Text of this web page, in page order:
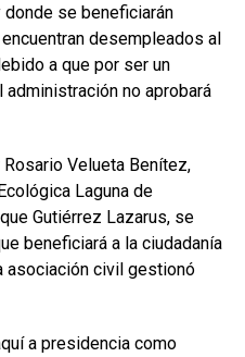
se beneficiarán
desempleados al
a que por ser un
no aprobará
Velueta Benítez,
Laguna de
Gutiérrez Lazarus, se
beneficiará a la ciudadanía
asociación civil gestionó
a presidencia como